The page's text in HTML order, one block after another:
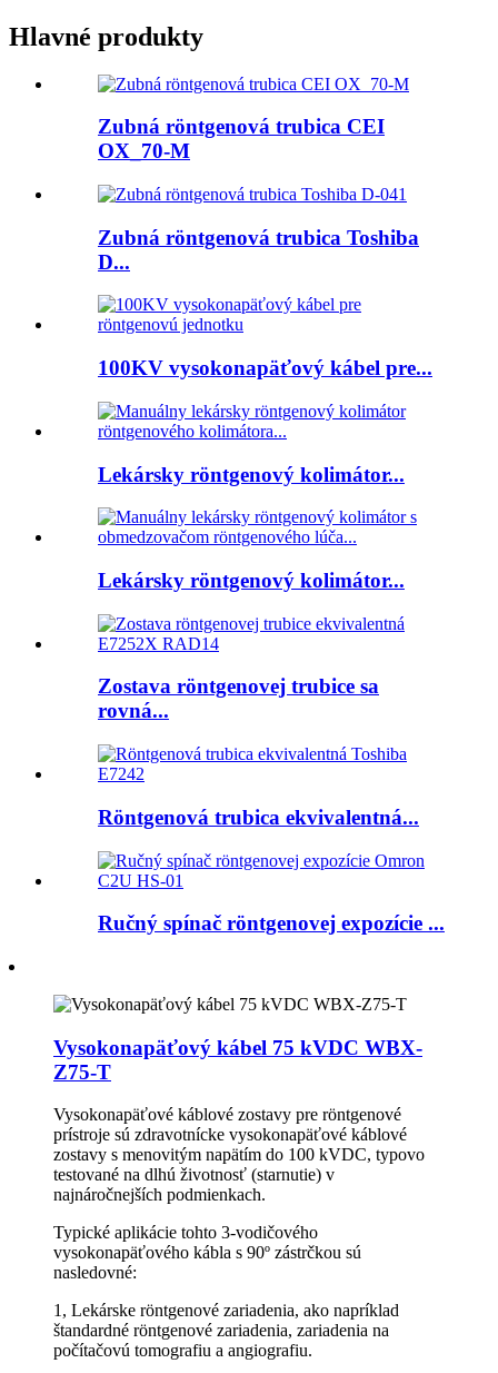
Hlavné produkty
Zubná röntgenová trubica CEI
OX_70-M
Zubná röntgenová trubica Toshiba
D...
100KV vysokonapäťový kábel pre...
Lekársky röntgenový kolimátor...
Lekársky röntgenový kolimátor...
Zostava röntgenovej trubice sa
rovná...
Röntgenová trubica ekvivalentná...
Ručný spínač röntgenovej expozície ...
Vysokonapäťový kábel 75 kVDC WBX-
Z75-T
Vysokonapäťové káblové zostavy pre röntgenové
prístroje sú zdravotnícke vysokonapäťové káblové
zostavy s menovitým napätím do 100 kVDC, typovo
testované na dlhú životnosť (starnutie) v
najnáročnejších podmienkach.
Typické aplikácie tohto 3-vodičového
vysokonapäťového kábla s 90º zástrčkou sú
nasledovné:
1, Lekárske röntgenové zariadenia, ako napríklad
štandardné röntgenové zariadenia, zariadenia na
počítačovú tomografiu a angiografiu.